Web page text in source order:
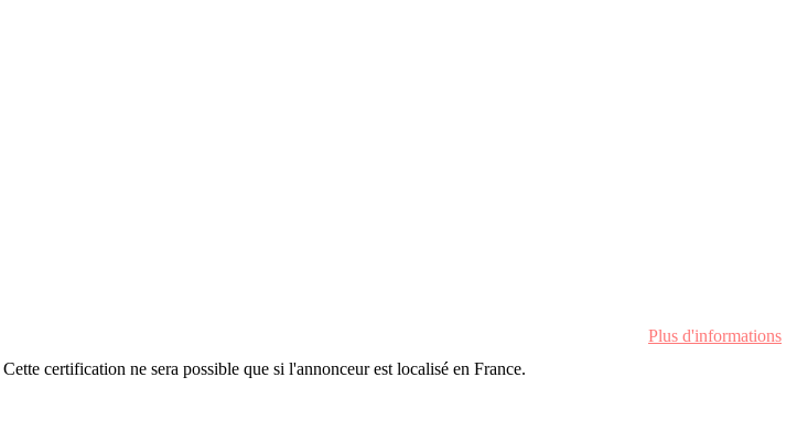
Plus d'informations
Cette certification ne sera possible que si l'annonceur est localisé en France.